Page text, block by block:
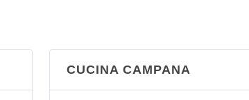
CUCINA CAMPANA